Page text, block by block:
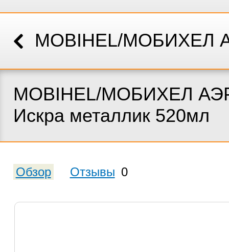
MOBIHEL/МОБИХЕЛ
MOBIHEL/МОБИХЕЛ
Искра металлик 520мл
Обзор Отзывы 0